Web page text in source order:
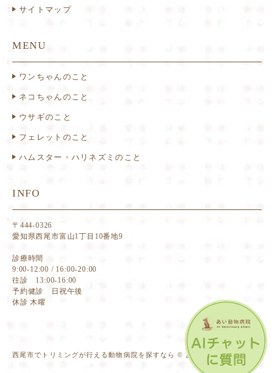
サイトマップ
MENU
ワンちゃんのこと
ネコちゃんのこと
ウサギのこと
フェレットのこと
ハムスター・ハリネズミのこと
INFO
〒444-0326
愛知県西尾市富山1丁目10番地9
診療時間
9:00-12:00 / 16:00-20:00
往診 13:00-16:00
予約健診 日祝午後
休診 木曜
西尾市でトリミングが行える動物病院を探すなら © あい動物病院